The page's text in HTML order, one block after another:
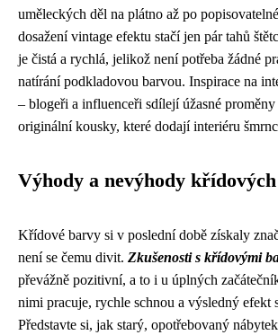
uměleckých děl na plátno až po
dosažení vintage efektu stačí jen pár tahů
je čistá a rychlá, jelikož není potřeba žádné
natírání podkladovou barvou. Inspirace na
– blogeři a influenceři sdílejí úžasné
originální kousky, které dodají interiéru
Výhody a nevýhody
Křídové barvy si v poslední době získaly
není se čemu divit. Zkušenosti s křídovými
převážně pozitivní, a to i u úplných
nimi pracuje, rychle schnou a výsledný efekt
Představte si, jak starý, opotřebovaný